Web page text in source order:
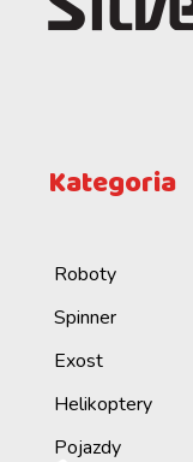
Kategoria
Roboty
Spinner
Exost
Helikoptery
Pojazdy